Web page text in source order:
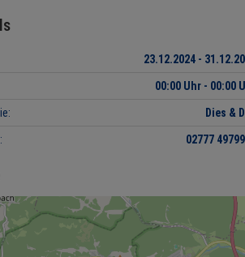
23.12.2024 -
00:00 Uhr - 00:00
Dies &
02777